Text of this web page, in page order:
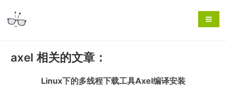
axel 相关的文章：
Linux下的多线程下载工具Axel编译安装